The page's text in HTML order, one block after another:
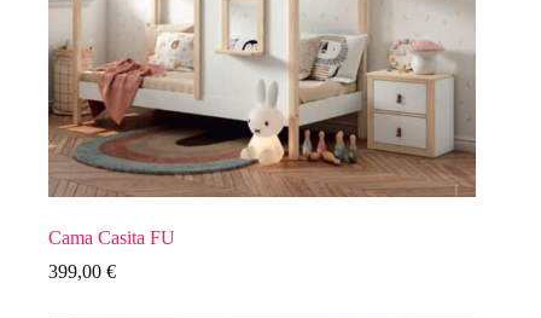
Cama Casita FU
399,00 €